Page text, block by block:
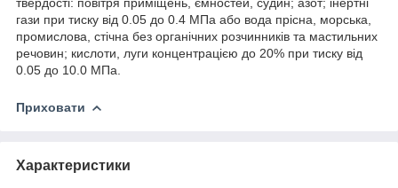
гази при тиску від 0.05 до 0.4 МПа або вода прісна, морська,
промислова, стічна без органічних розчинників та мастильних
речовин; кислоти, луги концентрацією до 20% при тиску від
0.05 до 10.0 МПа.
Приховати
Характеристики